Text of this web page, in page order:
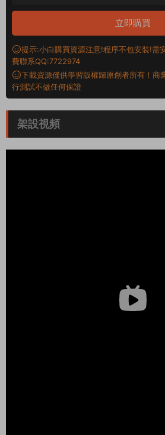
立即購買
提示:小白購買資源注意!程序不包安裝!需
費聯系QQ:7722974
下載資源僅供學習版權歸原創者所有！商
行測試不做任何保證
架設視頻